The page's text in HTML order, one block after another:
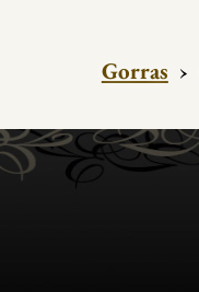
Gorras ›